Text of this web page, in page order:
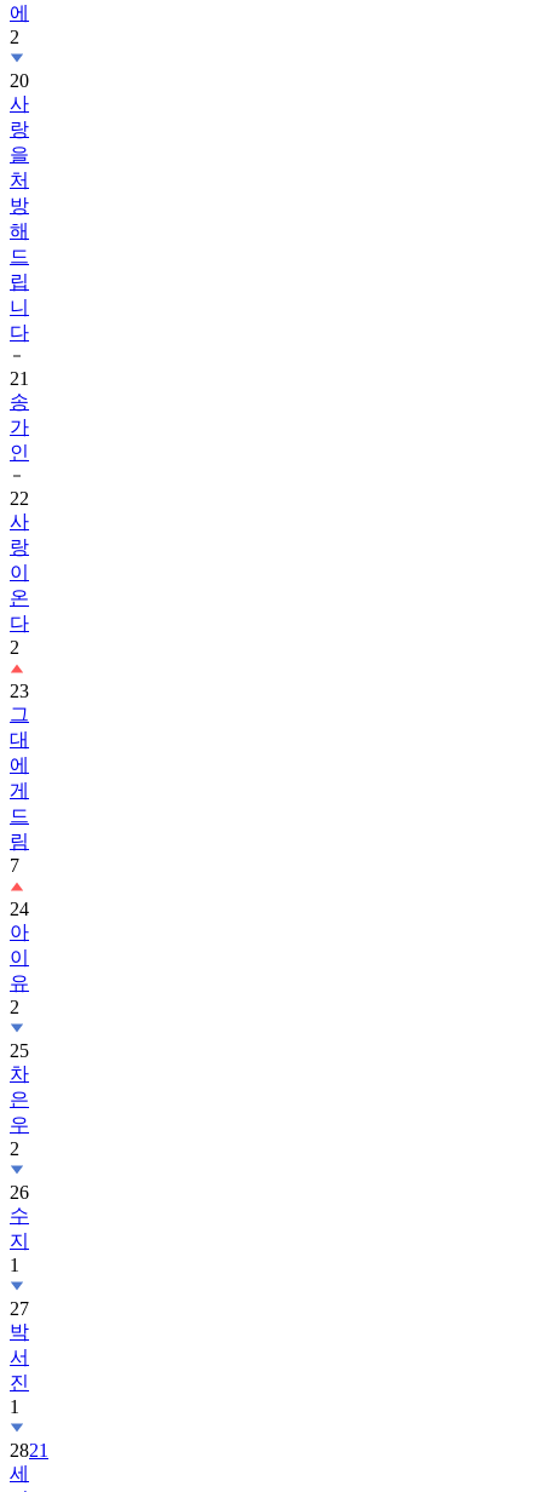
에
2
20
사
랑
을
처
방
해
드
립
니
다
21
송
가
인
22
사
랑
이
온
다
2
23
그
대
에
게
드
림
7
24
아
이
유
2
25
차
은
우
2
26
수
지
1
27
박
서
진
1
2821
세